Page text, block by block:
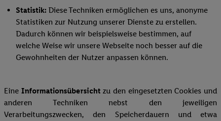
Statistik: Diese Techniken ermöglichen es uns, anonyme
Statistiken zur Nutzung unserer Dienste zu erstellen.
Dadurch können wir beispielsweise bestimmen, auf
welche Weise wir unsere Webseite noch besser auf die
Gewohnheiten der Nutzer anpassen können.
Eine Informationsübersichtzu den eingesetzten Cookies und
anderen Techniken nebst den jeweiligen
Verarbeitungszwecken, den Speicherdauern und etwa